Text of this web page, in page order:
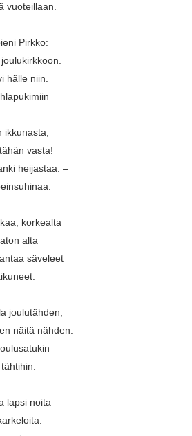
vuoteillaan.
Pirkko:
hälle niin.
ikkunasta,
vasta!
heijastaa. –
korkealta
alta
säveleet
joulutähden,
näitä nähden.
lapsi noita